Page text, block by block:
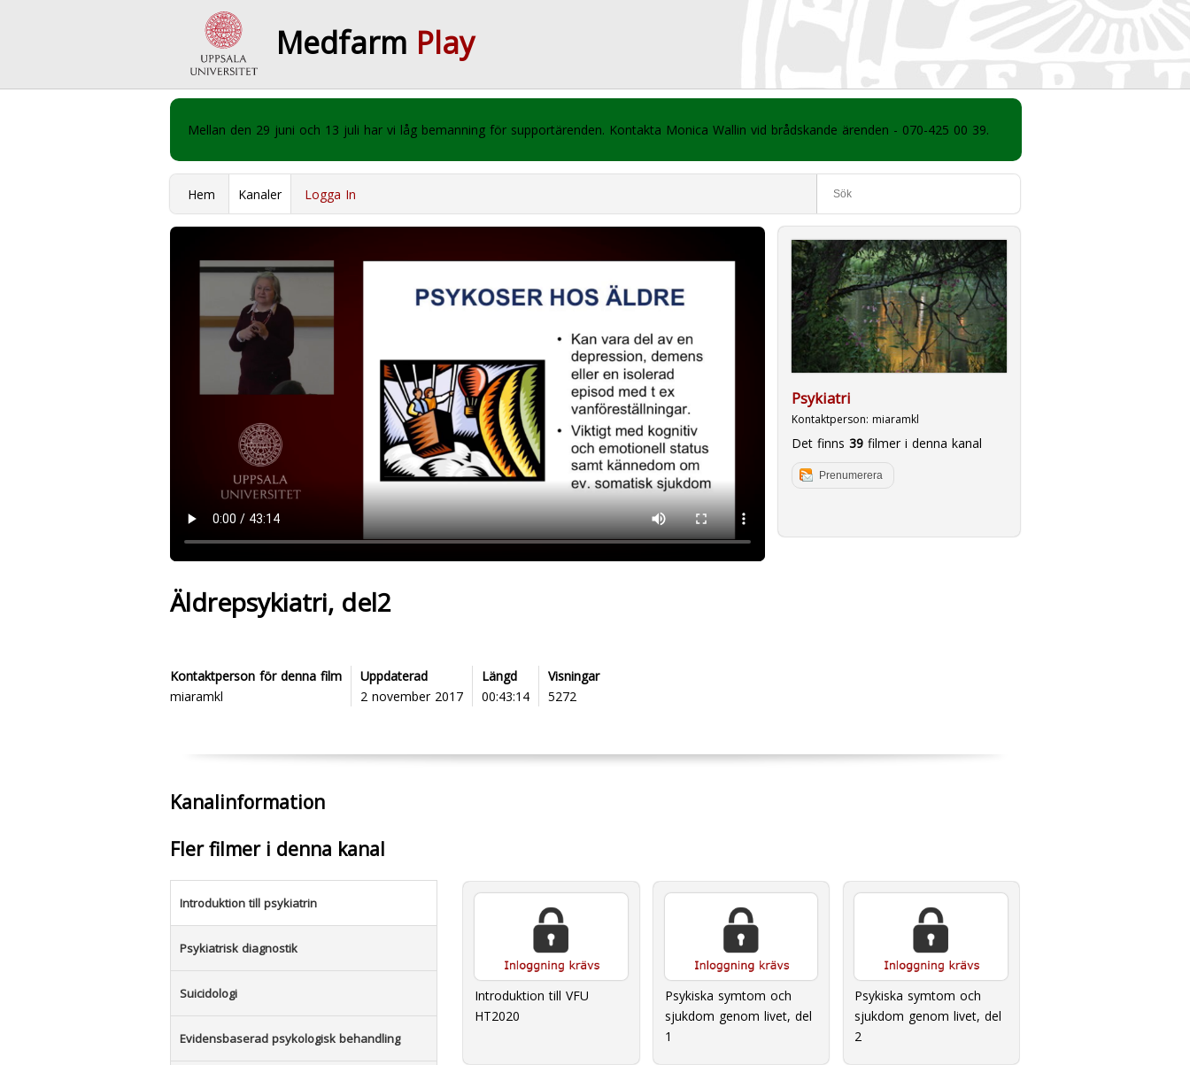
Medfarm Play
Mellan den 29 juni och 13 juli har vi låg bemanning för supportärenden. Kontakta Monica Wallin vid brådskande ärenden - 070-425 00 39.
Hem Kanaler Logga In
Psykiatri
Kontaktperson: miaramkl
Det finns 39filmer i denna kanal
Prenumerera
Äldrepsykiatri, del2
Kontaktperson för denna film
miaramkl
Uppdaterad
2 november 2017
Längd
00:43:14
Visningar
5272
Kanalinformation
Fler filmer i denna kanal
Introduktion till psykiatrin
Psykiatrisk diagnostik
Suicidologi
Evidensbaserad psykologisk behandling
Introduktion till VFU
HT2020
Psykiska symtom och
sjukdom genom livet, del
1
Psykiska symtom och
sjukdom genom livet, del
2